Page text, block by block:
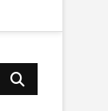
Search